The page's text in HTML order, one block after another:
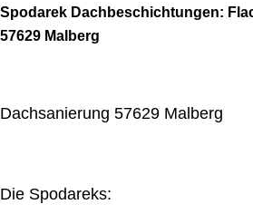
Spodarek Dachbeschichtungen:
57629 Malberg
Dachsanierung 57629 Malberg
Die Spodareks: